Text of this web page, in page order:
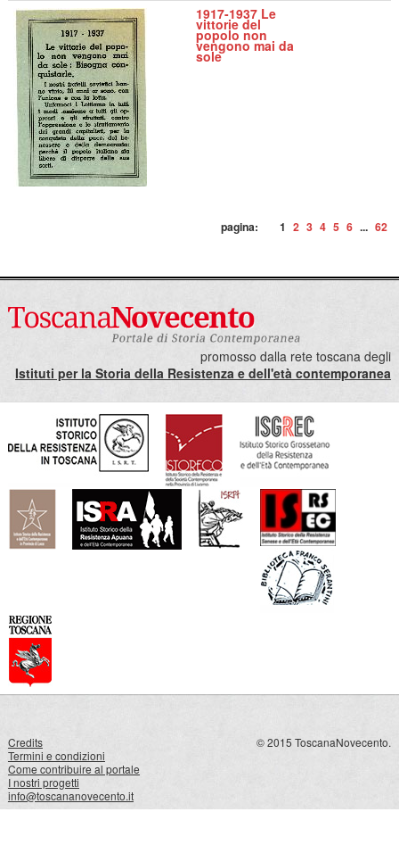
1917-1937 Le
vittorie del
popolo non
vengono mai da
sole
pagina: 1 2 3 4 5 6 ... 62
promosso dalla rete toscana degli
Istituti per la Storia della Resistenza e dell'età contemporanea
Credits
Termini e condizioni
Come contribuire al portale
I nostri progetti
info@toscananovecento.it
© 2015 ToscanaNovecento.